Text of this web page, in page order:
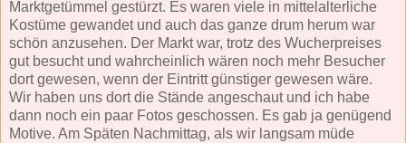
Marktgetümmel gestürzt. Es waren viele in mittelalterliche
Kostüme gewandet und auch das ganze drum herum war
schön anzusehen. Der Markt war, trotz des Wucherpreises
gut besucht und wahrcheinlich wären noch mehr Besucher
dort gewesen, wenn der Eintritt günstiger gewesen wäre.
Wir haben uns dort die Stände angeschaut und ich habe
dann noch ein paar Fotos geschossen. Es gab ja genügend
Motive. Am Späten Nachmittag, als wir langsam müde